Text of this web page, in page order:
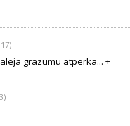
grazumu atperka... +